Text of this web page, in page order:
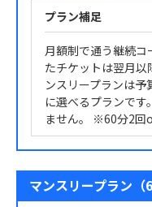
プラン補足
月額制で通う継続コ
たチケットは翌月以
ンスリープランは
に選べるプランで
ません。 ※60分2回
マンスリープラン（